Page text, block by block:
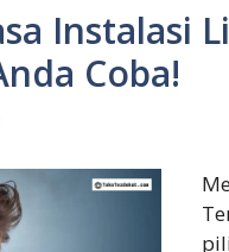
Instalasi
Coba!